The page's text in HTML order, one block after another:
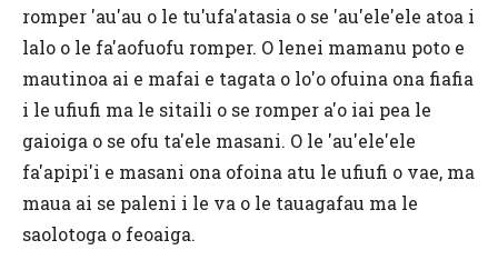
romper 'au'au o le tu'ufa'atasia o se 'au'ele'ele atoa i
lalo o le fa'aofuofu romper. O lenei mamanu poto e
mautinoa ai e mafai e tagata o lo'o ofuina ona fiafia
i le ufiufi ma le sitaili o se romper a'o iai pea le
gaioiga o se ofu ta'ele masani. O le 'au'ele'ele
fa'apipi'i e masani ona ofoina atu le ufiufi o vae, ma
maua ai se paleni i le va o le tauagafau ma le
saolotoga o feoaiga.